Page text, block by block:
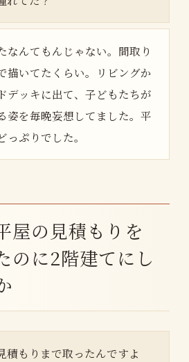
なんてもんじゃない。間取り
描いてたくらい。リビングか
デッキに出て、子どもたちが
姿を毎晩妄想してました。平
っぷりでした。
屋の見積もりを
のに2階建てにし
積もりまで取ったんですよ